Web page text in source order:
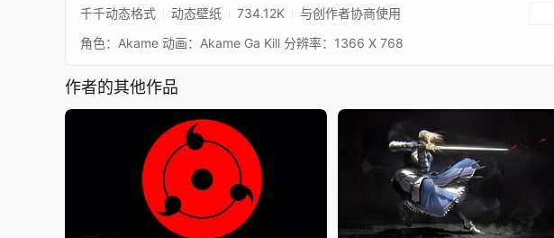
千千动态格式 动态壁纸 734.12K 与创作者协商使用
角色：Akame 动画：Akame Ga Kill 分辨率：1366 X 768
作者的其他作品